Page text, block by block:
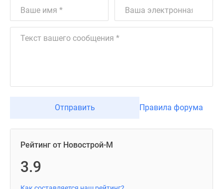
Отправить Правила форума
Рейтинг от Новострой-М
3.9